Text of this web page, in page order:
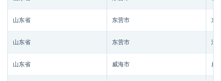
山东省 东营市 东
山东省 东营市 河
山东省 威海市 威